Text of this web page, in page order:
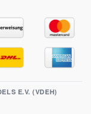
E.V. (VDEH)